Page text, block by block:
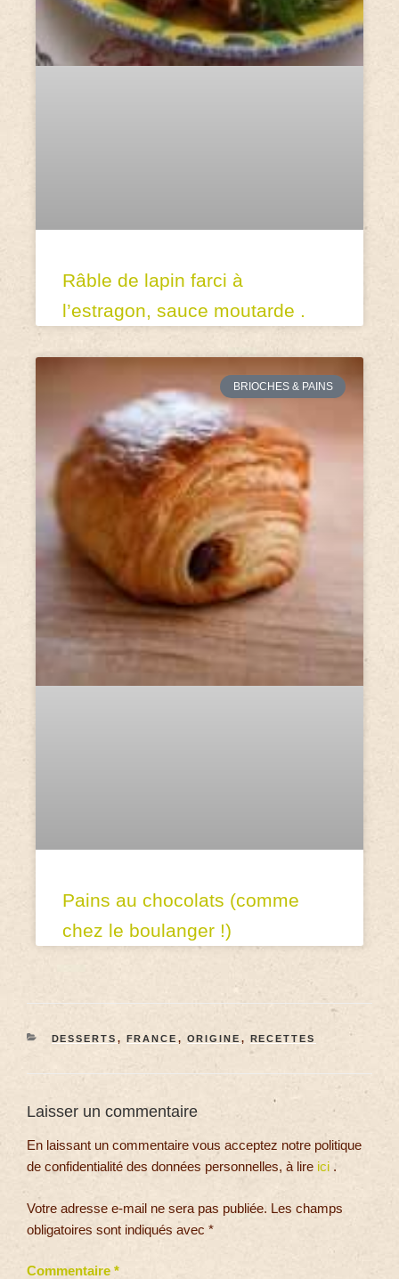
Râble de lapin farci à
l’estragon, sauce moutarde .
BRIOCHES & PAINS
Pains au chocolats (comme
chez le boulanger !)
DESSERTS , FRANCE , ORIGINE , RECETTES
Laisser un commentaire
En laissant un commentaire vous acceptez notre politique
de confidentialité des données personnelles, à lire ici .
Votre adresse e-mail ne sera pas publiée. Les champs
obligatoires sont indiqués avec *
Commentaire *